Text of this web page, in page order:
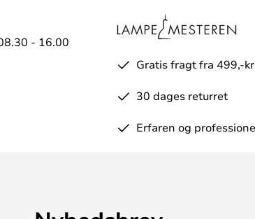
- 16.00
Gratis fragt fra 499,-
30 dages returret
Erfaren og